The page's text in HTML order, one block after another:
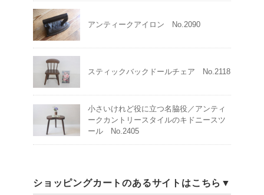
アンティークアイロン No.2090
スティックバックドールチェア No.2118
小さいけれど役に立つ名脇役／アンティ
ークカントリースタイルのキドニースツ
ール No.2405
ショッピングカートのあるサイトはこちら▼